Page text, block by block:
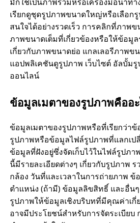
เรียกดูชุดรูปภาพขนาดใหญ่หรือเลือก
สนใจได้อย่างรวดเร็ว การคลิกที่ภาพ
ภาพขนาดเต็มที่เกี่ยวข้องหรือให้ข้อมูล
เกี่ยวกับภาพขนาดย่อ แกลเลอรีภาพข
แอปพลิเคชันดูรูปภาพ เว็บไซต์ อัลบั้ม
ออนไลน์
ข้อมูลเมตาของรูปภาพคืออ
ข้อมูลเมตาของรูปภาพหรือที่เรียกว่าข้
รูปภาพหรือข้อมูลไฟล์รูปภาพที่แลกเปลี่
ข้อมูลที่ฝังอยู่ซึ่งจัดเก็บไว้ในไฟล์รูปภา
นี้มีรายละเอียดต่างๆ เกี่ยวกับรูปภาพ
กล้อง วันที่และเวลาในการถ่ายภาพ ข้
ตำแหน่ง (ถ้ามี) ข้อมูลลิขสิทธิ์ และอื่น
รูปภาพให้ข้อมูลเชิงบริบทที่มีคุณค่าเกี่
อาจมีประโยชน์สำหรับการจัดระเบียบ